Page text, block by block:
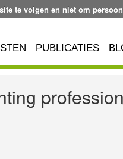
te volgen en niet om
PUBLICATIES